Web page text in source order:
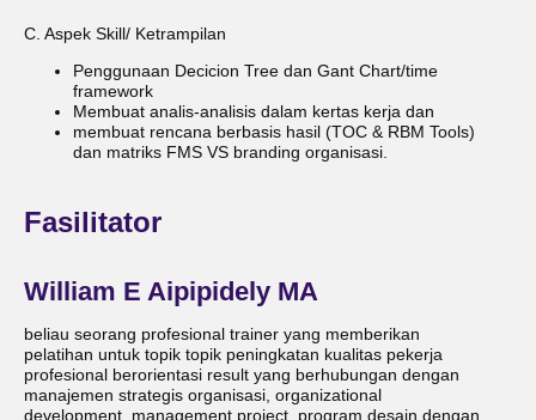
C. Aspek Skill/ Ketrampilan
Penggunaan Decicion Tree dan Gant Chart/time
framework
Membuat analis-analisis dalam kertas kerja dan
membuat rencana berbasis hasil (TOC & RBM Tools)
dan matriks FMS VS branding organisasi.
Fasilitator
William E Aipipidely MA
beliau seorang profesional trainer yang memberikan
pelatihan untuk topik topik peningkatan kualitas pekerja
profesional berorientasi result yang berhubungan dengan
manajemen strategis organisasi, organizational
development, management project, program desain dengan